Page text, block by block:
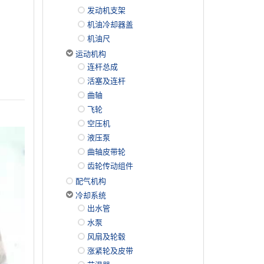
发动机支架
机油冷却器盖
机油尺
运动机构
连杆总成
活塞及连杆
曲轴
飞轮
空压机
液压泵
曲轴皮带轮
齿轮传动组件
配气机构
冷却系统
出水管
水泵
风扇及轮毂
涨紧轮及皮带